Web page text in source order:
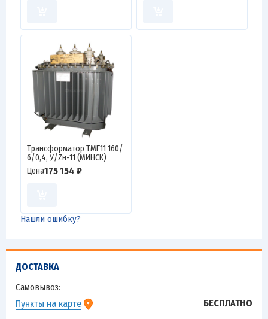
ДОСТАВКА
Самовывоз:
Пункты на карте БЕСПЛАТНО
Трансформатор ТМГ11 160/
6/0,4, У/Zн-11 (МИНСК)
Цена175 154 ₽
Нашли ошибку?